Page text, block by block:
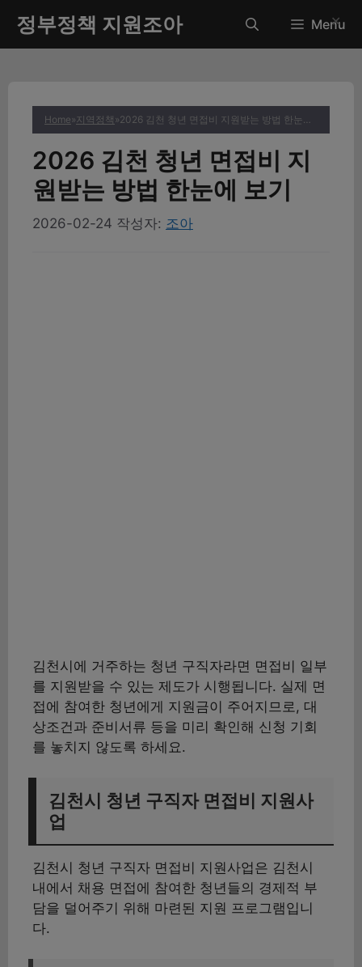
츠
정부정책 지원조아 Menu
Home»지역정책 » 2026 김천 청년 면접비 지원받는 방법 한눈에 보기
2026 김천 청년 면접비 지
원받는 방법 한눈에 보기
2026-02-24 작성자: 조아
김천시에 거주하는 청년 구직자라면 면접비 일부
를 지원받을 수 있는 제도가 시행됩니다. 실제 면
접에 참여한 청년에게 지원금이 주어지므로, 대
상조건과 준비서류 등을 미리 확인해 신청 기회
를 놓치지 않도록 하세요.
김천시 청년 구직자 면접비 지원사
업
김천시 청년 구직자 면접비 지원사업은 김천시
내에서 채용 면접에 참여한 청년들의 경제적 부
담을 덜어주기 위해 마련된 지원 프로그램입니
다.
✕